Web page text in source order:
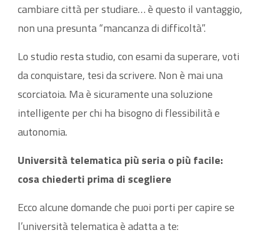
cambiare città per studiare… è questo il vantaggio,
non una presunta “mancanza di difficoltà”.
Lo studio resta studio, con esami da superare, voti
da conquistare, tesi da scrivere. Non è mai una
scorciatoia. Ma è sicuramente una soluzione
intelligente per chi ha bisogno di flessibilità e
autonomia.
Università telematica più seria o più facile:
cosa chiederti prima di scegliere
Ecco alcune domande che puoi porti per capire se
l’università telematica è adatta a te: